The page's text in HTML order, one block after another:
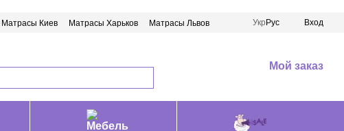
Матрасы Киев Матрасы Харьков
Матрасы Львов
Укр Рус Вход
Мой заказ